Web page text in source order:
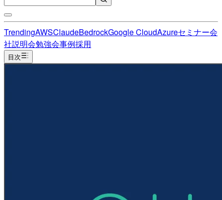
TrendingAWSClaudeBedrockGoogle CloudAzureセミナー会
社説明会勉強会事例採用
目次